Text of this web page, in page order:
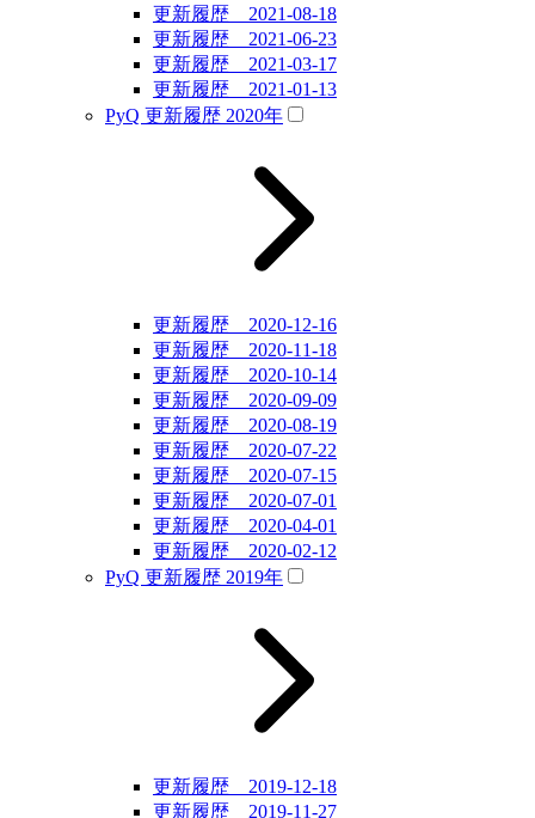
更新履歴 2021-08-18
更新履歴 2021-06-23
更新履歴 2021-03-17
更新履歴 2021-01-13
PyQ 更新履歴 2020年
更新履歴 2020-12-16
更新履歴 2020-11-18
更新履歴 2020-10-14
更新履歴 2020-09-09
更新履歴 2020-08-19
更新履歴 2020-07-22
更新履歴 2020-07-15
更新履歴 2020-07-01
更新履歴 2020-04-01
更新履歴 2020-02-12
PyQ 更新履歴 2019年
更新履歴 2019-12-18
更新履歴 2019-11-27